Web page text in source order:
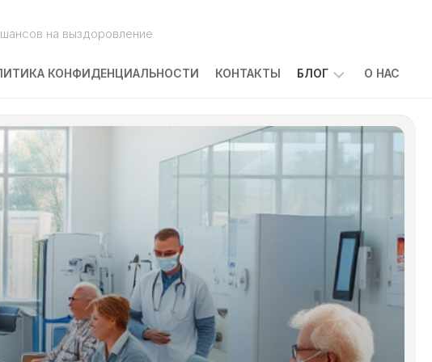
на выздоровление
КОНФИДЕНЦИАЛЬНОСТИ КОНТАКТЫ БЛОГ
ПОБОЧНЫЕ
ЭФФЕКТЫ
ЛЕЧЕНИЯ
РАКА:
И
НИМИ
СПРАВЛЯТЬСЯ
КАКОВЫ
ПРИЧИНЫ
ЗАБОЛЕВАНИЯ
О НАС